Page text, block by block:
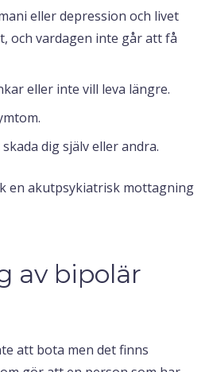
eller depression och livet
och vardagen inte går att få
eller inte vill leva längre.
dig själv eller andra.
en akutpsykiatrisk mottagning
av bipolär
att bota men det finns